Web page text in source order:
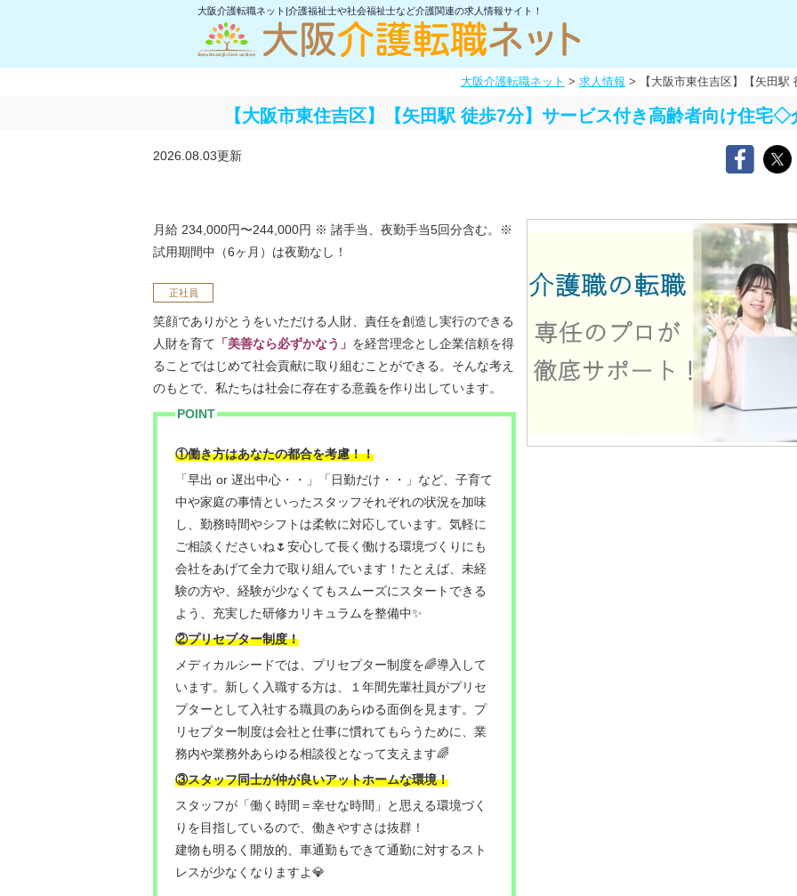
大阪介護転職ネット|介護福祉士や社会福祉士など介護関連の求人情報サイト！
大阪介護転職ネット > 求人情報 > 【大阪市東住吉区】【矢田
【大阪市東住吉区】【矢田駅 徒歩7分】サービス付き高齢者向け住宅◇
2026.08.03更新
月給 234,000円〜244,000円 ※ 諸手当、夜勤手当5回分含む。※
試用期間中（6ヶ月）は夜勤なし！
正社員
笑顔でありがとうをいただける人財、責任を創造し実行のできる
人財を育て 「美善なら必ずかなう」 を経営理念とし企業信頼を得
ることではじめて社会貢献に取り組むことができる。そんな考え
のもとで、私たちは社会に存在する意義を作り出しています。
POINT
①働き方はあなたの都合を考慮！！
「早出 or 遅出中心・・」「日勤だけ・・」など、子育て
中や家庭の事情といったスタッフそれぞれの状況を加味
し、勤務時間やシフトは柔軟に対応しています。気軽に
ご相談くださいね🌷安心して長く働ける環境づくりにも
会社をあげて全力で取り組んでいます！たとえば、未経
験の方や、経験が少なくてもスムーズにスタートできる
よう、充実した研修カリキュラムを整備中✨
②プリセプター制度！
メディカルシードでは、プリセプター制度を🌈導入して
います。新しく入職する方は、１年間先輩社員がプリセ
プターとして入社する職員のあらゆる面倒を見ます。プ
リセプター制度は会社と仕事に慣れてもらうために、業
務内や業務外あらゆる相談役となって支えます🌈
③スタッフ同士が仲が良いアットホームな環境！
スタッフが「働く時間＝幸せな時間」と思える環境づく
りを目指しているので、働きやすさは抜群！
建物も明るく開放的、車通勤もできて通勤に対するスト
レスが少なくなりますよ💎